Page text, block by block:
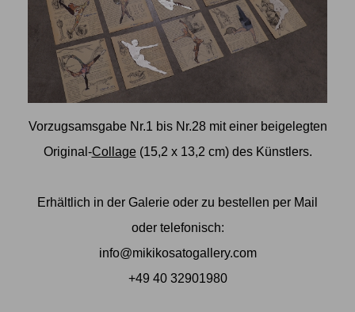
Vorzugsamsgabe Nr.1 bis Nr.28 mit einer beigelegten
Original-Collage(15,2 x 13,2 cm) des Künstlers.
Erhältlich in der Galerie oder zu bestellen per Mail
oder telefonisch:
info@mikikosatogallery.com
+49 40 32901980